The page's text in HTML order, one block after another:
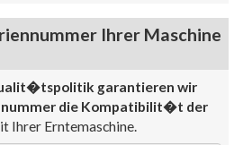
Ihrer Maschine
garantieren wir
die Kompatibilit�t der
Ihrer Erntemaschine.